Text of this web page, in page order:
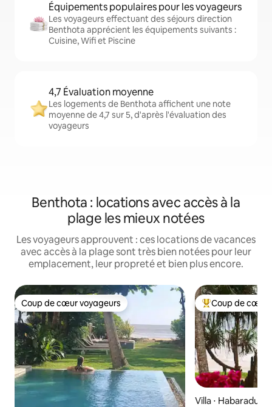
Équipements populaires pour les voyageurs
Les voyageurs effectuant des séjours direction
Benthota apprécient les équipements suivants :
Cuisine, Wifi et Piscine
4,7 Évaluation moyenne
Les logements de Benthota affichent une note
moyenne de 4,7 sur 5, d'après l'évaluation des
voyageurs
Benthota : locations avec accès à la
plage les mieux notées
Les voyageurs approuvent : ces locations de vacances
avec accès à la plage sont très bien notées pour leur
emplacement, leur propreté et bien plus encore.
Coup de cœur voyageurs
Coup de cœur voyageurs Coups de cœur
Coup de cœur
Villa ⋅ Habaraduwa